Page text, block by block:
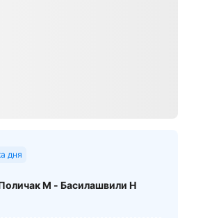
дня
М - Басилашвили Н